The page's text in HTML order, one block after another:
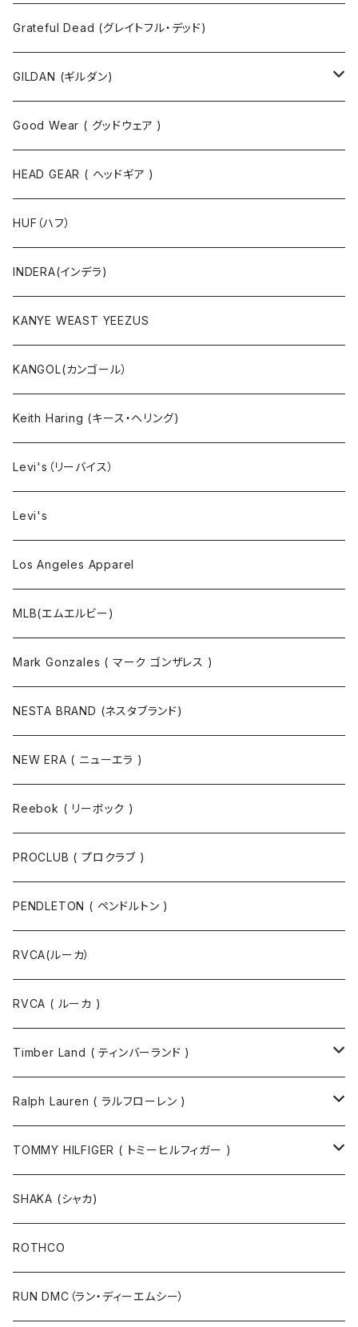
長袖Tシャツ
シャツ
スウェット
パーカ
ジャケット
ニット
ボトムス
セットアップ
小物・雑貨
タンクトップ
コート
靴下
Grateful Dead (グレイトフル・デッド)
GILDAN (ギルダン)
ソックス
Good Wear ( グッドウェア )
HEAD GEAR ( ヘッドギア )
HUF（ハフ）
INDERA(インデラ)
KANYE WEAST YEEZUS
KANGOL(カンゴール）
Keith Haring (キース・ヘリング)
Levi's（リーバイス）
Levi's
Los Angeles Apparel
MLB(エムエルビー)
Mark Gonzales ( マーク ゴンザレス )
NESTA BRAND (ネスタブランド)
NEW ERA ( ニューエラ )
Reebok ( リーボック )
PROCLUB ( プロクラブ )
PENDLETON ( ペンドルトン )
RVCA(ルーカ）
RVCA ( ルーカ )
Timber Land ( ティンバーランド )
ソックス
半袖Tシャツ
長袖Tシャツ
キャップ
ニットキャップ / ビーニー
Ralph Lauren ( ラルフローレン )
シャツ
帽子
ニットキャップ / ビーニー
キャップ
マフラー / ストール
シューズ
TOMMY HILFIGER ( トミーヒルフィガー )
ジャケット
SHAKA (シャカ)
ROTHCO
RUN DMC（ラン・ディーエムシー）